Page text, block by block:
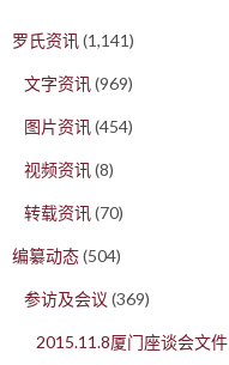
罗氏资讯(1,141)
文字资讯(969)
图片资讯(454)
视频资讯(8)
转载资讯(70)
编纂动态(504)
参访及会议 (369)
2015.11.8厦门座谈会文件